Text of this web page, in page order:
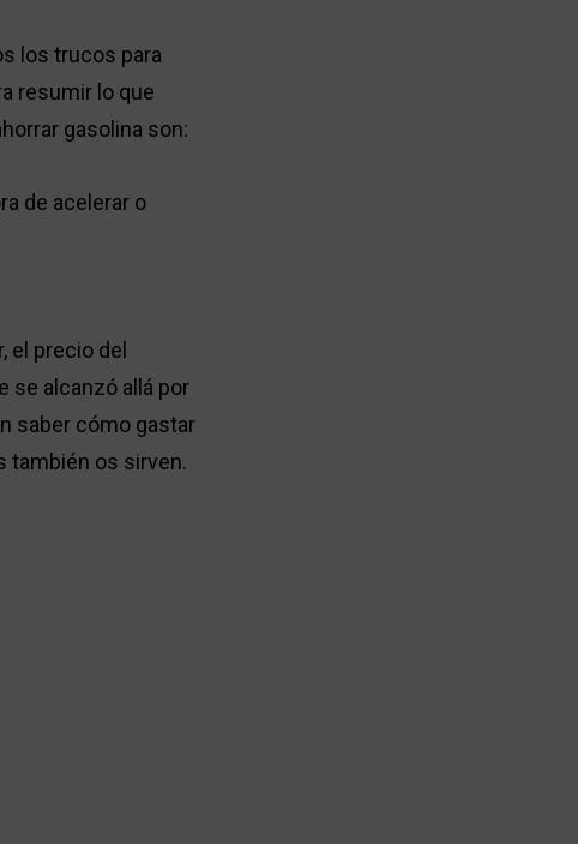
los trucos para
resumir lo que
gasolina son:
de acelerar o
el precio del
se alcanzó allá por
saber cómo gastar
también os sirven.